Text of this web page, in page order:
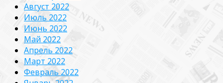
Август 2022
Июль 2022
Июнь 2022
Май 2022
Апрель 2022
Март 2022
Февраль 2022